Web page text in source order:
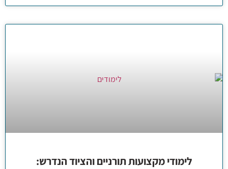
לימודי מקצועות תורניים והציוד הנדרש: